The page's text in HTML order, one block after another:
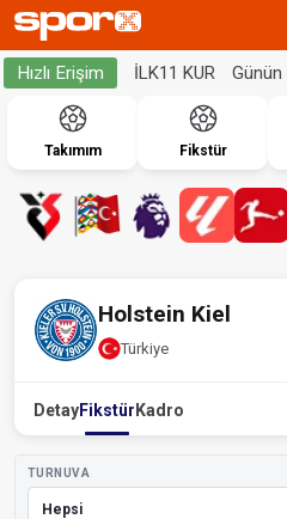
Hızlı Erişim İLK11 KUR Günün
Takımım Fikstür
Holstein Kiel
Türkiye
DetayFikstür Kadro
TURNUVA